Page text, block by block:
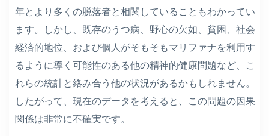
年とより多くの脱落者と相関していることもわかってい
ます。しかし、既存のうつ病、野心の欠如、貧困、社会
経済的地位、および個人がそもそもマリファナを利用す
るように導く可能性のある他の精神的健康問題など、こ
れらの統計と絡み合う他の状況があるかもしれません。
したがって、現在のデータを考えると、この問題の因果
関係は非常に不確実です。